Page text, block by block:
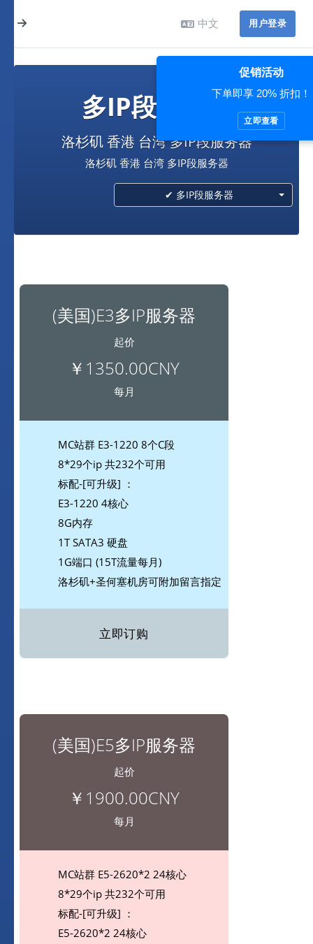
中文 用户登录
多IP段服务器
洛杉矶 香港 台湾 多IP段服务器
洛杉矶 香港 台湾 多IP段服务器
✔ 多IP段服务器
(美国)E3多IP服务器
起价
￥1350.00CNY
每月
MC站群 E3-1220 8个C段
8*29个ip 共232个可用
标配-[可升级] ：
E3-1220 4核心
8G内存
1T SATA3 硬盘
1G端口 (15T流量每月)
洛杉矶+圣何塞机房可附加留言指定
立即订购
(美国)E5多IP服务器
起价
￥1900.00CNY
每月
MC站群 E5-2620*2 24核心
8*29个ip 共232个可用
标配-[可升级] ：
E5-2620*2 24核心
促销活动
下单即享 20% 折扣！
立即查看